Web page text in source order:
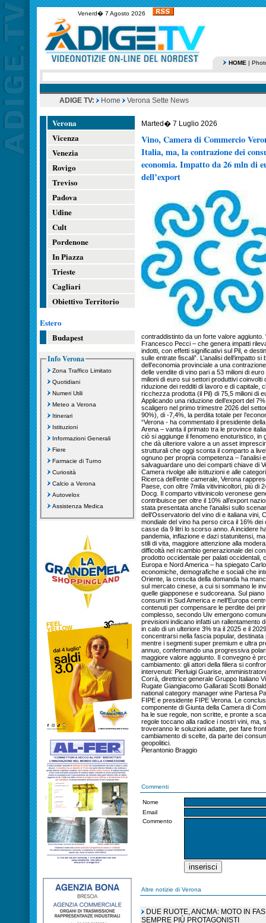
Venerd� 7 Agosto 2026
HOME |
ADIGE TV: Home Verona Sette News
Verona
Vicenza
Venezia
Rovigo
Treviso
Padova
Udine
Cult
Pordenone
In Piazza
Trieste
Cagliari
Obiettivo Territorio
Estero
Budapest
Info Verona
Zona Traffico Limitato
Quotidiani
Numeri Utili
Meteo a Verona
Itinerari
Istituzioni
Informazioni Generali
Fiere
Farmacie di Turno
Curiosità
Calcio a Verona
Autovelox
Assistenza Medica
Marted� 7 Luglio 2026
Vino, Camera di Commercio
Italia, ma, la contrazione dei
economia. Impatto da 26 mln di
dell’export
contraddistinto da un forte valore
Francesco Pecci – che genera impatti
indotti, con effetti significativi sul Pil, e
sulle entrate fiscali”. L’analisi dell’impatto
dell’economia provinciale a una
delle vendite di vino pari a 53 milioni di
milioni di euro sui settori produttivi coinvolti
riduzione dei redditi di lavoro e di capitale,
ricchezza prodotta (il Pil) di 75,5 milioni di
Applicando una riduzione dell’export del
scaligero nel primo trimestre 2026 del
90%), di -7,4%, la perdita totale per
“Verona - ha commentato il presidente
Arena – vanta il primato tra le province
ciò si aggiunge il fenomeno enoturistico,
che dà ulteriore valore a un asset
strutturali che oggi sconta il comparto a
ognuno per propria competenza – l’analisi
salvaguardare uno dei comparti chiave di
Camera rivolge alle istituzioni e alle
Ricerca dell’ente camerale, Verona
Paese, con oltre 7mila vitivinicoltori, più di
Docg. Il comparto vitivinicolo veronese
contribuisce per oltre il 10% all’export
stata presentata anche l’analisi sullo
dell’Osservatorio del vino di e italiana vini,
mondiale del vino ha perso circa il 16%
casse da 9 litri lo scorso anno. A incidere
pandemia, inflazione e dazi statunitensi,
stili di vita, maggiore attenzione alla
difficoltà nel ricambio generazionale dei
prodotto occidentale per palati occidentali,
Europa e Nord America – ha spiegato
economiche, demografiche e sociali che
Oriente, la crescita della domanda ha
sul mercato cinese, a cui si sommano le
quelle giapponese e sudcoreana. Sul
consumi in Sud America e nell’Europa
contenuti per compensare le perdite dei
complesso, secondo Uiv emergono
previsioni indicano infatti un rallentamento
in calo di un ulteriore 3% tra il 2025 e il
concentrarsi nella fascia popular, destinata
mentre i segmenti super premium e ultra
annuo, confermando una progressiva
maggiore valore aggiunto. Il convegno è
cambiamento: gli attori della filiera si
intervenuti: Pierluigi Guarise,
Corrà, direttrice generale Gruppo Italiano
Rugate Giangiacomo Gallarati Scotti
national category manager wine Partesa
FIPE e presidente FIPE Verona. Le
componente di Giunta della Camera di
ha le sue regole, non scritte, e pronte a
regole toccano alla radice i nostri vini, ma,
troveranno le soluzioni adatte, per fare
cambiamento di scelte, da parte dei
geopolitici.
Pierantonio Braggio
Commenti
Nome
Email
Commento
Altre notizie di Verona
DUE RUOTE, ANCMA: MOTO IN
SEMPRE PIÙ PROTAGONISTI